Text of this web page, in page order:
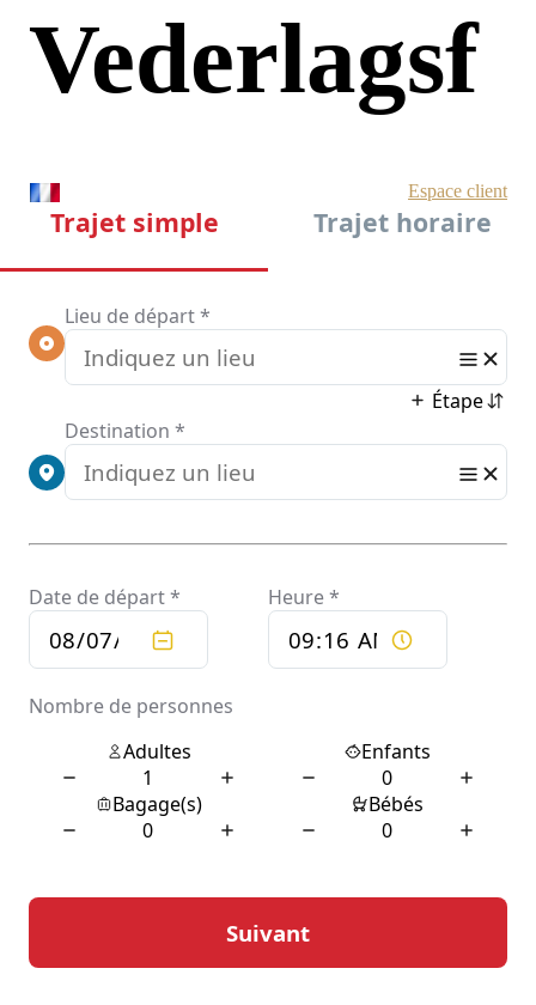
Vederlagsf
Ri
Tekstlæser
Afhandlin
G I Tilgif
Snakke